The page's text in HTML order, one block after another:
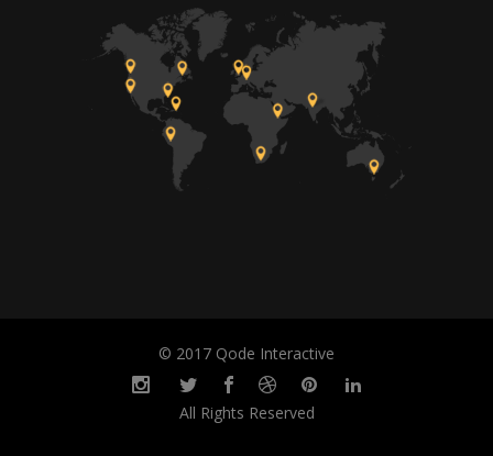
© 2017 Qode Interactive
All Rights Reserved